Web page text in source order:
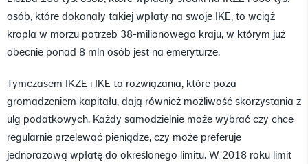
osób, które dokonały takiej wpłaty na swoje IKE, to wciąż
kropla w morzu potrzeb 38-milionowego kraju, w którym już
obecnie ponad 8 mln osób jest na emeryturze.
Tymczasem IKZE i IKE to rozwiązania, które poza
gromadzeniem kapitału, dają również możliwość skorzystania z
ulg podatkowych. Każdy samodzielnie może wybrać czy chce
regularnie przelewać pieniądze, czy może preferuje
jednorazową wpłatę do określonego limitu. W 2018 roku limit